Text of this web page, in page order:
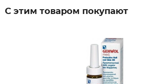
С этим товаром покупают